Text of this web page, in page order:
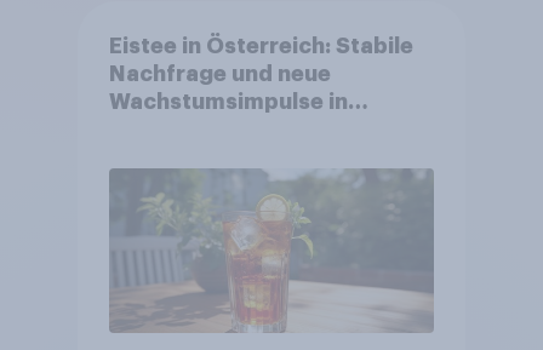
Eistee in Österreich: Stabile
Nachfrage und neue
Wachstumsimpulse in